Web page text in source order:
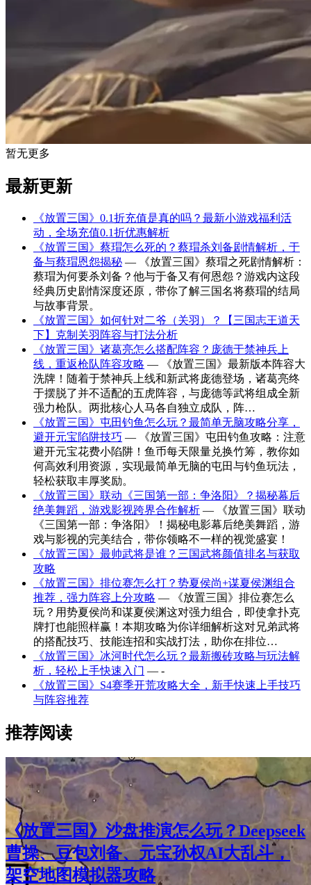
暂无更多
最新更新
《放置三国》0.1折充值是真的吗？最新小游戏福利活
动，全场充值0.1折优惠解析
《放置三国》蔡瑁怎么死的？蔡瑁杀刘备剧情解析，于
备与蔡瑁恩怨揭秘 — 《放置三国》蔡瑁之死剧情解析：
蔡瑁为何要杀刘备？他与于备又有何恩怨？游戏内这段
经典历史剧情深度还原，带你了解三国名将蔡瑁的结局
与故事背景。
《放置三国》如何针对二爷（关羽）？【三国志王道天
下】克制关羽阵容与打法分析
《放置三国》诸葛亮怎么搭配阵容？庞德于禁神兵上
线，重返枪队阵容攻略 — 《放置三国》最新版本阵容大
洗牌！随着于禁神兵上线和新武将庞德登场，诸葛亮终
于摆脱了并不适配的五虎阵容，与庞德等武将组成全新
强力枪队。两批核心人马各自独立成队，阵…
《放置三国》屯田钓鱼怎么玩？最简单无脑攻略分享，
避开元宝陷阱技巧 — 《放置三国》屯田钓鱼攻略：注意
避开元宝花费小陷阱！鱼币每天限量兑换竹筹，教你如
何高效利用资源，实现最简单无脑的屯田与钓鱼玩法，
轻松获取丰厚奖励。
《放置三国》联动《三国第一部：争洛阳》？揭秘幕后
绝美舞蹈，游戏影视跨界合作解析 — 《放置三国》联动
《三国第一部：争洛阳》！揭秘电影幕后绝美舞蹈，游
戏与影视的完美结合，带你领略不一样的视觉盛宴！
《放置三国》最帅武将是谁？三国武将颜值排名与获取
攻略
《放置三国》排位赛怎么打？势夏侯尚+谋夏侯渊组合
推荐，强力阵容上分攻略 — 《放置三国》排位赛怎么
玩？用势夏侯尚和谋夏侯渊这对强力组合，即使拿扑克
牌打也能照样赢！本期攻略为你详细解析这对兄弟武将
的搭配技巧、技能连招和实战打法，助你在排位…
《放置三国》冰河时代怎么玩？最新搬砖攻略与玩法解
析，轻松上手快速入门 — -
《放置三国》S4赛季开荒攻略大全，新手快速上手技巧
与阵容推荐
推荐阅读
《放置三国》沙盘推演怎么玩？Deepseek
曹操、豆包刘备、元宝孙权AI大乱斗，
架空地图模拟器攻略